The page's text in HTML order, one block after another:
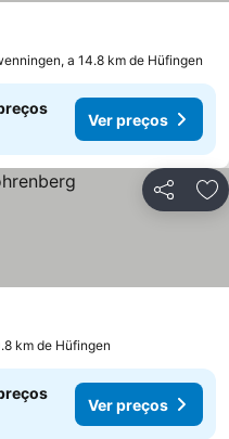
a 14.8 km de Hüfingen
Ver preços
Partilhar
km de Hüfingen
Ver preços